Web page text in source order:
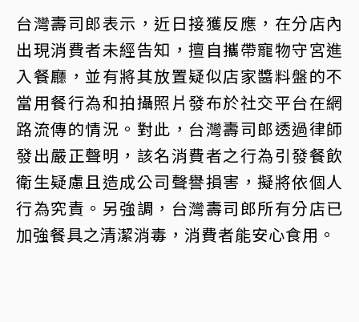
台灣壽司郎表示，近日接獲反應，在分店內
出現消費者未經告知，擅自攜帶寵物守宮進
入餐廳，並有將其放置疑似店家醬料盤的不
當用餐行為和拍攝照片發布於社交平台在網
路流傳的情況。對此，台灣壽司郎透過律師
發出嚴正聲明，該名消費者之行為引發餐飲
衛生疑慮且造成公司聲譽損害，擬將依個人
行為究責。另強調，台灣壽司郎所有分店已
加強餐具之清潔消毒，消費者能安心食用。